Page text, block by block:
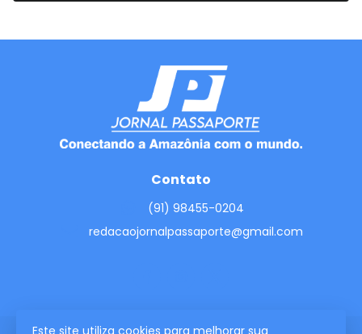
Este site utiliza cookies para melhorar sua
Contato
(91) 98455-0204
redacaojornalpassaporte@gmail.com